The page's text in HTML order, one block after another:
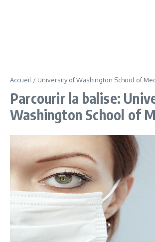
Accueil / University of Washington School of
Parcourir la balise:
Washington School of